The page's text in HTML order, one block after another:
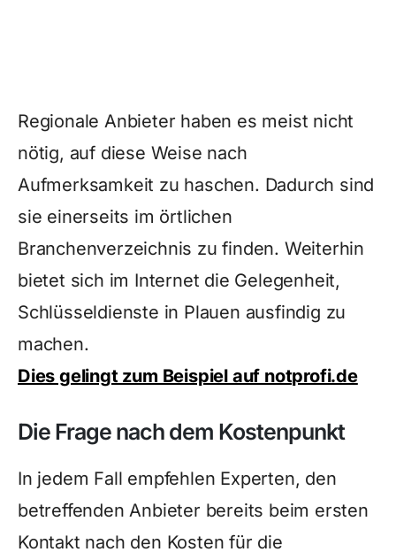
Regionale Anbieter haben es meist nicht
nötig, auf diese Weise nach
Aufmerksamkeit zu haschen. Dadurch sind
sie einerseits im örtlichen
Branchenverzeichnis zu finden. Weiterhin
bietet sich im Internet die Gelegenheit,
Schlüsseldienste in Plauen ausfindig zu
machen.
Dies gelingt zum Beispiel auf notprofi.de
Die Frage nach dem Kostenpunkt
In jedem Fall empfehlen Experten, den
betreffenden Anbieter bereits beim ersten
Kontakt nach den Kosten für die